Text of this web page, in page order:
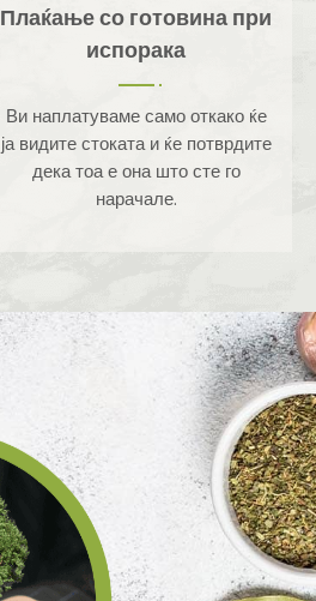
Плаќање со готовина при
испорака
Ви наплатуваме само откако ќе
ја видите стоката и ќе потврдите
дека тоа е она што сте го
нарачале.